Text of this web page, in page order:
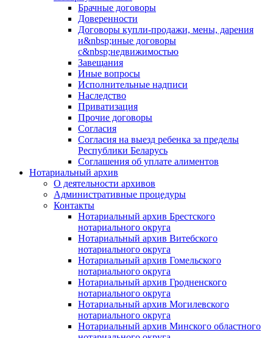
Брачные договоры
Доверенности
Договоры купли-продажи, мены, дарения
и&nbsp;иные договоры
с&nbsp;недвижимостью
Завещания
Иные вопросы
Исполнительные надписи
Наследство
Приватизация
Прочие договоры
Согласия
Согласия на выезд ребенка за пределы
Республики Беларусь
Соглашения об уплате алиментов
Нотариальный архив
О деятельности архивов
Административные процедуры
Контакты
Нотариальный архив Брестского
нотариального округа
Нотариальный архив Витебского
нотариального округа
Нотариальный архив Гомельского
нотариального округа
Нотариальный архив Гродненского
нотариального округа
Нотариальный архив Могилевского
нотариального округа
Нотариальный архив Минского областного